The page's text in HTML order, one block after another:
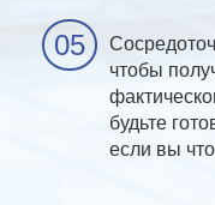
чтобы
будьте
если вы